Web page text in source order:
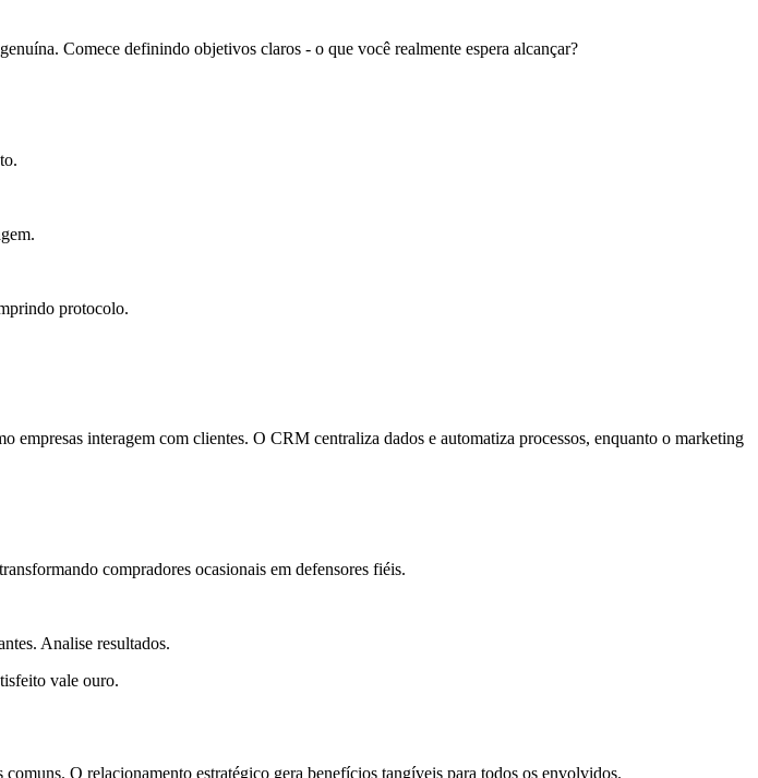
Comece definindo objetivos claros - o que você realmente espera alcançar?
protocolo.
interagem com clientes. O CRM centraliza dados e automatiza processos, enquanto o marketing
compradores ocasionais em defensores fiéis.
Analise resultados.
vale ouro.
O relacionamento estratégico gera benefícios tangíveis para todos os envolvidos.